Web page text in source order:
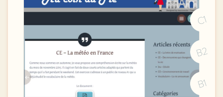
C1
B2
B1